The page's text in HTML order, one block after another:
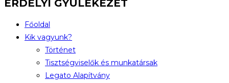
ERDÉLYI GYÜLEKEZET
Főoldal
Kik vagyunk?
Történet
Tisztségviselők és munkatársak
Legato Alapítvány